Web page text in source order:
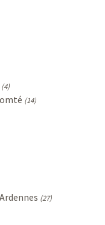
(4)
(14)
(27)